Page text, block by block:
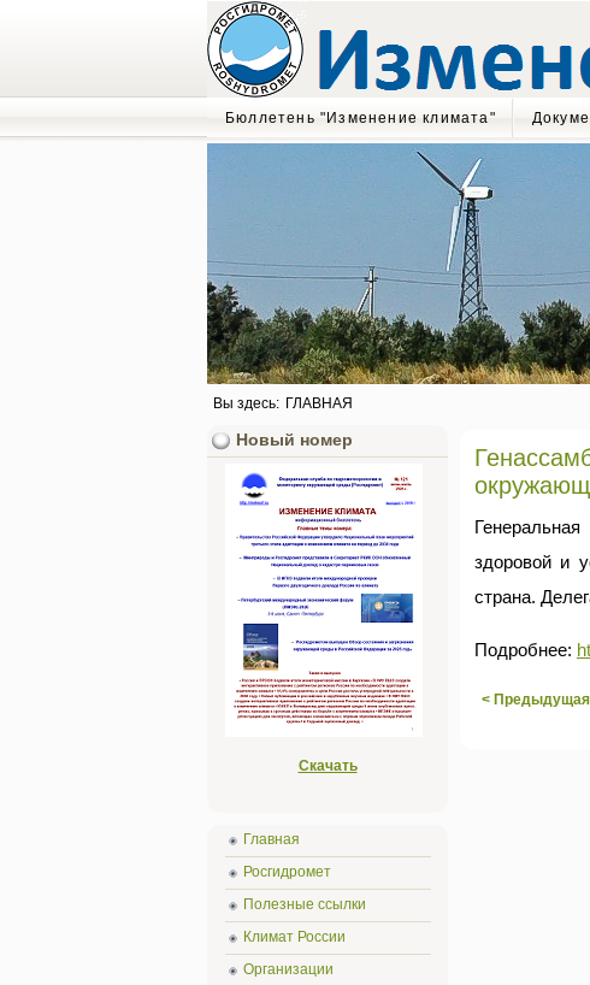
Бюллетень "Изменение климата"
Вы здесь: ГЛАВНАЯ
здоровой и
страна.
Подробнее:
< Предыдущая
Новый номер
Скачать
Главная
Росгидромет
Полезные ссылки
Климат России
Организации